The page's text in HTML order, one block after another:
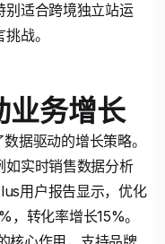
别适合跨境独立站运
战。
业务增长
据驱动的增长策略。
如实时销售数据分析
用户报告显示，优化
转化率增长15%。